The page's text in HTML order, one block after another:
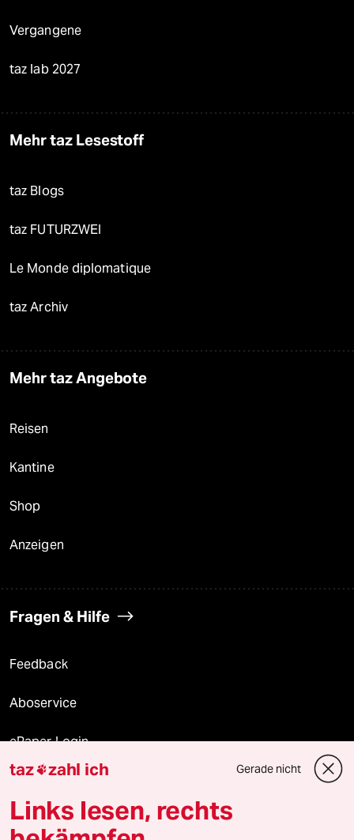
Vergangene
taz lab 2027
Mehr taz Lesestoff
taz Blogs
taz FUTURZWEI
Le Monde diplomatique
taz Archiv
Mehr taz Angebote
Reisen
Kantine
Shop
Anzeigen
Fragen & Hilfe
Feedback
Aboservice
ePaper Login
Downloads für Abonnierende
taz zahl ich Gerade nicht
Links lesen, rechts